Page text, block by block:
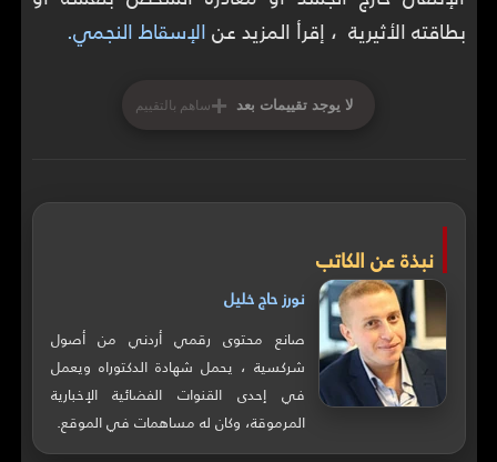
بطاقته الأثيرية ، إقرأ المزيد عنالإسقاط النجمي.
لا يوجد تقييمات بعد +ساهم بالتقييم
نبذة عن الكاتب
نورز حاج خليل
صانع محتوى رقمي أردني من أصول
شركسية ، يحمل شهادة الدكتوراه ويعمل
في إحدى القنوات الفضائية الإخبارية
المرموقة، وكان له مساهمات في الموقع.